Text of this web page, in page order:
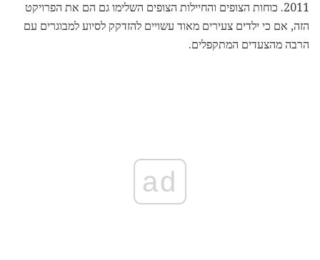
2011. כוחות הצופים והחיילות הצופים השלימו גם הם את הפרויקט
הזה, אם כי ילדים צעירים מאוד עשויים להזדקק לסיוע למבוגרים עם
הרבה מהצעדים המתקפלים.
ad